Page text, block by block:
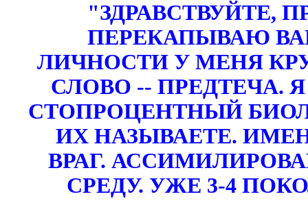
"ЗДРАВСТВУЙТЕ,
ПЕРЕКАПЫВАЮ
ЛИЧНОСТИ У МЕНЯ
СЛОВО -- ПРЕДТЕЧА.
СТОПРОЦЕНТНЫЙ
ИХ НАЗЫВАЕТЕ.
ВРАГ.
СРЕДУ. УЖЕ 3-4